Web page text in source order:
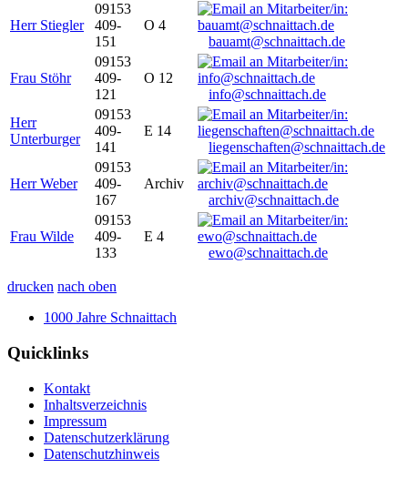
Herr Stiegler
09153
409-
151
O 4
bauamt@schnaittach.de
Frau Stöhr
09153
409-
121
O 12
info@schnaittach.de
Herr
Unterburger
09153
409-
141
E 14
liegenschaften@schnaittach.de
Herr Weber
09153
409-
167
Archiv
archiv@schnaittach.de
Frau Wilde
09153
409-
133
E 4
ewo@schnaittach.de
drucken nach oben
1000 Jahre Schnaittach
Quicklinks
Kontakt
Inhaltsverzeichnis
Impressum
Datenschutzerklärung
Datenschutzhinweis